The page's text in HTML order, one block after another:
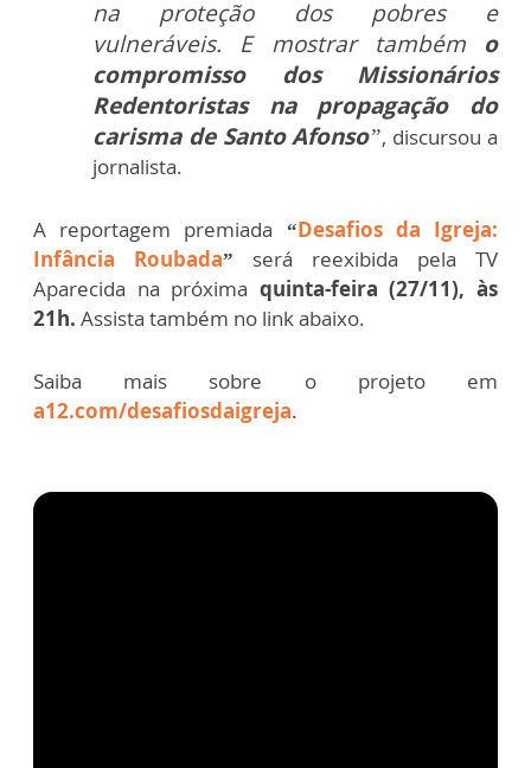
na proteção dos pobres e
vulneráveis. E mostrar também o
compromisso dos Missionários
Redentoristas na propagação do
carisma de Santo Afonso”, discursou a
jornalista.
A reportagem premiada “Desafios da Igreja:
Infância Roubada” será reexibida pela TV
Aparecida na próxima quinta-feira (27/11), às
21h. Assista também no link abaixo.
Saiba mais sobre o projeto em
a12.com/desafiosdaigreja.